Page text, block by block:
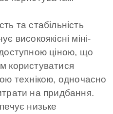
та стабільність
високоякісні міні-
ціною, що
користуватися
технікою, одночасно
на придбання.
низьке